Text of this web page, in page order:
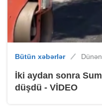
Bütün xəbərlər
İki aydan sonra
düşdü - VİDEO